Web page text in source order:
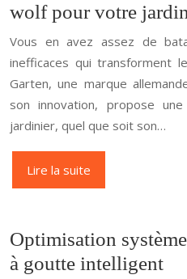
wolf pour votre
Vous en avez assez de
inefficaces qui transforment
Garten, une marque
son innovation, propose
jardinier, quel que soit son…
Lire la suite
Optimisation
à goutte intelligent